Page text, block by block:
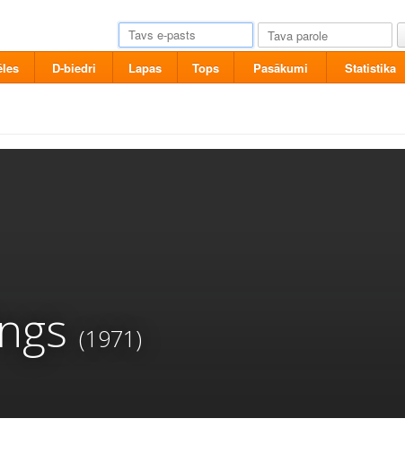
D-biedri Lapas Tops Pasākumi Statistika
(1971)